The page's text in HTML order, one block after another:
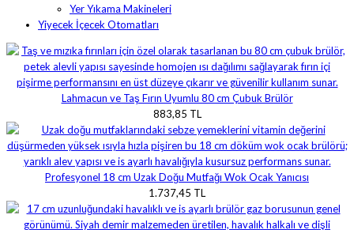
Yer Yıkama Makineleri
Yiyecek İçecek Otomatları
Lahmacun ve Taş Fırın Uyumlu 80 cm Çubuk Brülör
883,85 TL
Profesyonel 18 cm Uzak Doğu Mutfağı Wok Ocak Yanıcısı
1.737,45 TL